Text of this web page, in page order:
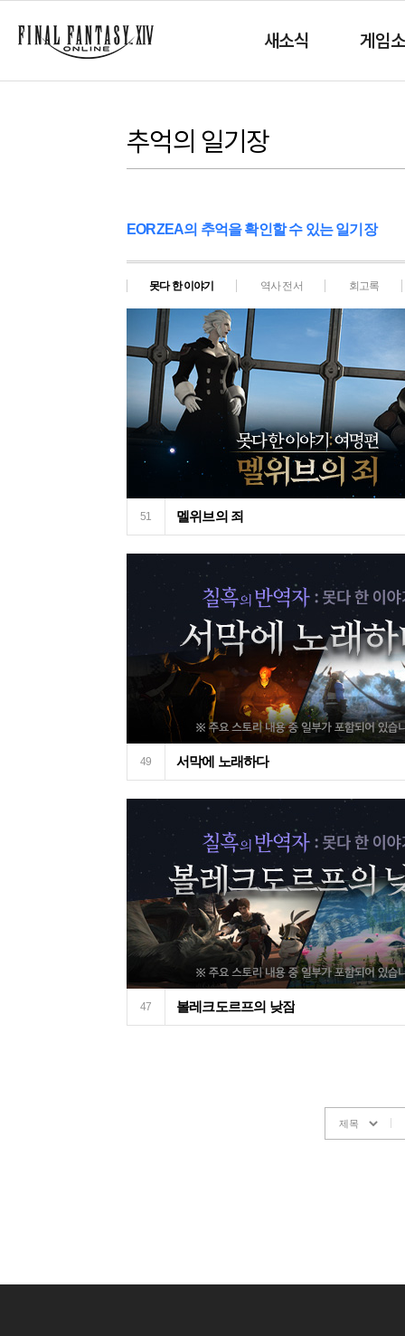
새소식 게임
추억의 일기장
EORZEA의 추억을 확인할 수 있는 일기장
못다 한 이야기 역사 전서 회고록
51 멜위브의 죄
49 서막에 노래하다
47 볼레크도르프의 낮잠